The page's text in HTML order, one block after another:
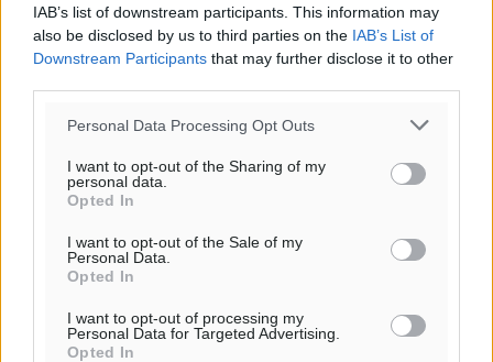
IAB’s list of downstream participants. This information may
also be disclosed by us to third parties on the IAB’s List of
Downstream Participants that may further disclose it to other
Personal Data Processing Opt Outs
I want to opt-out of the Sharing of my
personal data.
Opted In
I want to opt-out of the Sale of my
Personal Data.
Opted In
I want to opt-out of processing my
Personal Data for Targeted Advertising.
Opted In
αίθριος καιρός
30°
πρόγνωση: